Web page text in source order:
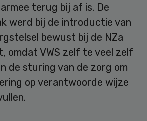
terug bij af is. De
werd bij de introductie van
bewust bij de NZa
omdat VWS zelf te veel zelf
de sturing van de zorg om
op verantwoorde wijze